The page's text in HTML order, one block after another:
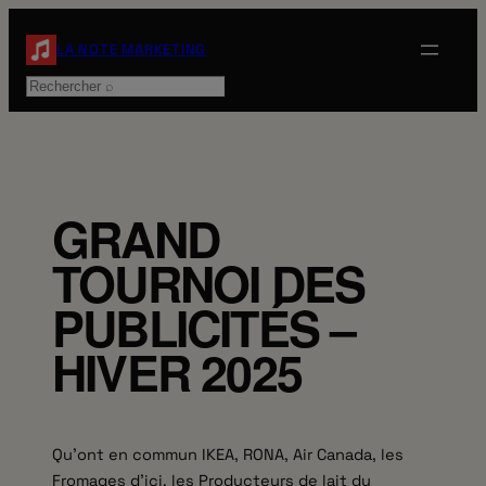
contenu
LA NOTE MARKETING
Rechercher
GRAND
TOURNOI DES
PUBLICITÉS –
HIVER 2025
Qu’ont en commun IKEA, RONA, Air Canada, les
Fromages d’ici, les Producteurs de lait du